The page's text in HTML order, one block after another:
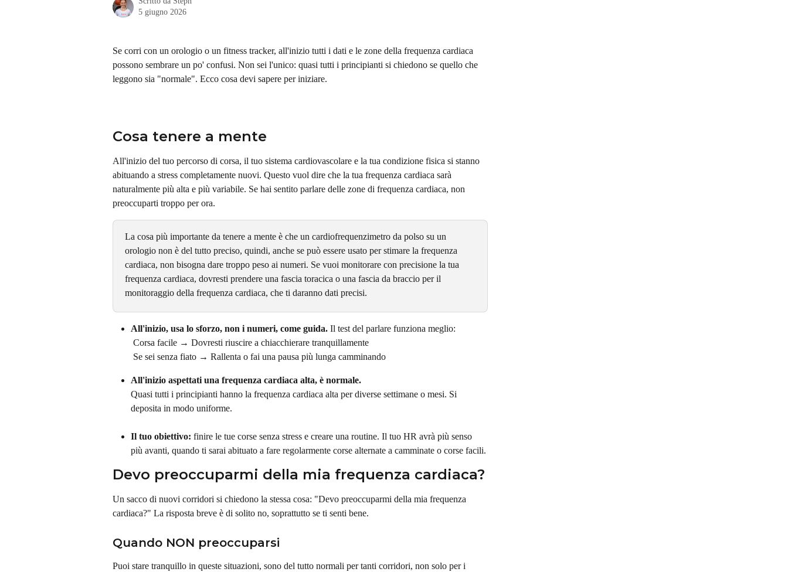
5 giugno 2026
Se corri con un orologio o un fitness tracker, all'inizio tutti i dati e le zone della frequenza cardiaca
possono sembrare un po' confusi. Non sei l'unico: quasi tutti i principianti si chiedono se quello che
leggono sia "normale". Ecco cosa devi sapere per iniziare.
Cosa tenere a mente
All'inizio del tuo percorso di corsa, il tuo sistema cardiovascolare e la tua condizione fisica si stanno
abituando a stress completamente nuovi. Questo vuol dire che la tua frequenza cardiaca sarà
naturalmente più alta e più variabile. Se hai sentito parlare delle zone di frequenza cardiaca, non
preoccuparti troppo per ora.
La cosa più importante da tenere a mente è che un cardiofrequenzimetro da polso su un
orologio non è del tutto preciso, quindi, anche se può essere usato per stimare la frequenza
cardiaca, non bisogna dare troppo peso ai numeri. Se vuoi monitorare con precisione la tua
frequenza cardiaca, dovresti prendere una fascia toracica o una fascia da braccio per il
monitoraggio della frequenza cardiaca, che ti daranno dati precisi.
All'inizio, usa lo sforzo, non i numeri, come guida. Il test del parlare funziona meglio:
Corsa facile → Dovresti riuscire a chiacchierare tranquillamente
Se sei senza fiato → Rallenta o fai una pausa più lunga camminando
All'inizio aspettati una frequenza cardiaca alta, è normale.
Quasi tutti i principianti hanno la frequenza cardiaca alta per diverse settimane o mesi. Si
deposita in modo uniforme.
Il tuo obiettivo: finire le tue corse senza stress e creare una routine. Il tuo HR avrà più senso
più avanti, quando ti sarai abituato a fare regolarmente corse alternate a camminate o corse facili.
Devo preoccuparmi della mia frequenza cardiaca?
Un sacco di nuovi corridori si chiedono la stessa cosa: "Devo preoccuparmi della mia frequenza
cardiaca?" La risposta breve è di solito no, soprattutto se ti senti bene.
Quando NON preoccuparsi
Puoi stare tranquillo in queste situazioni, sono del tutto normali per tanti corridori, non solo per i